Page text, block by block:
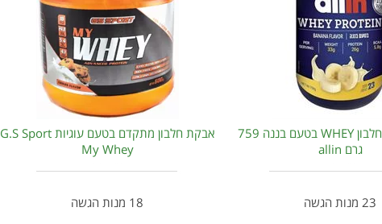
אולאין אבקת חלבון WHEY בטעם בננה 759
גרם allin
23 מנות הגשה
אבקת חלבון מתקדם בטעם עוגיות G.S Sport
My Whey
18 מנות הגשה